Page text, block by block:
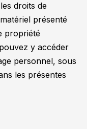
droits de
présenté
propriété
y accéder
personnel, sous
les présentes